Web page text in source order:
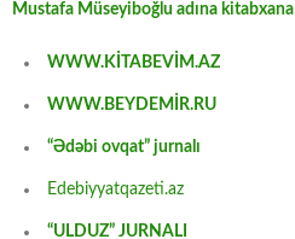
Mustafa Müseyiboğlu adına kitabxana
WWW.KİTABEVİM.AZ
WWW.BEYDEMİR.RU
“Ədəbi ovqat” jurnalı
Edebiyyatqazeti.az
“ULDUZ” JURNALI